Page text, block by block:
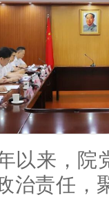
以来，院
治责任，